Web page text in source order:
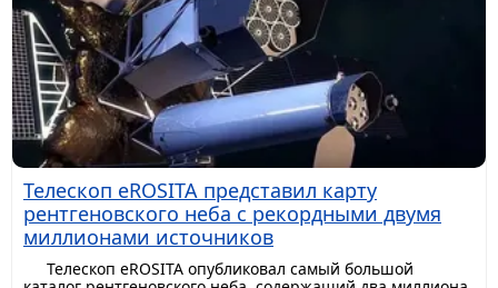
Телескоп eROSITA представил карту
рентгеновского неба с рекордными двумя
миллионами источников
Телескоп eROSITA опубликовал самый большой